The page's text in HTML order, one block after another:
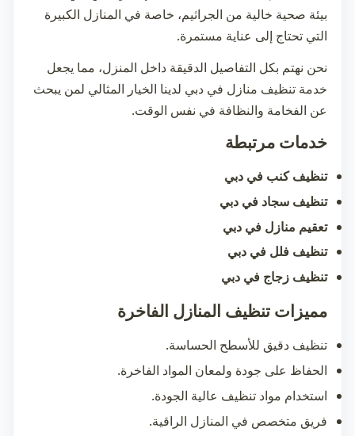
بيئة صحية خالية من الجراثيم، خاصة في المنازل الكبيرة
التي تحتاج إلى عناية مستمرة.
نحن نهتم بكل التفاصيل الدقيقة داخل المنزل، مما يجعل
خدمة تنظيف منازل في دبي لدينا الخيار المثالي لمن يبحث
عن الفخامة والنظافة في نفس الوقت.
خدمات مرتبطة
تنظيف كنب في دبي
تنظيف سجاد في دبي
تعقيم منازل في دبي
تنظيف فلل في دبي
تنظيف زجاج في دبي
مميزات تنظيف المنازل الفاخرة
تنظيف دقيق للأسطح الحساسة.
الحفاظ على جودة ولمعان المواد الفاخرة.
استخدام مواد تنظيف عالية الجودة.
فريق متخصص في المنازل الراقية.